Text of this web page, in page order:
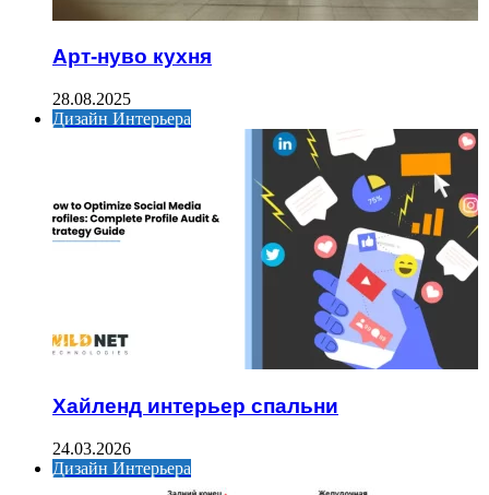
Арт-нуво кухня
28.08.2025
Дизайн Интерьера
Хайленд интерьер спальни
24.03.2026
Дизайн Интерьера